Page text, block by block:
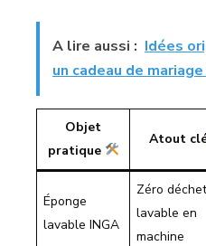
A lire aussi : Idées
un cadeau de
Objet
pratique
Atout
Éponge
lavable INGA
Zéro
lavable en
machine